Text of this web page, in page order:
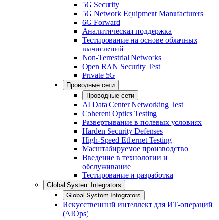
5G Security
5G Network Equipment Manufacturers
6G Forward
Аналитическая поддержка
Тестирование на основе облачных
вычислений
Non-Terrestrial Networks
Open RAN Security Test
Private 5G
Проводные сети
Проводные сети
AI Data Center Networking Test
Coherent Optics Testing
Развертывание в полевых условиях
Harden Security Defenses
High-Speed Ethernet Testing
Масштабируемое производство
Введение в технологии и
обслуживание
Тестирование и разработка
Global System Integrators
Global System Integrators
Искусственный интеллект для ИТ-операций
(AIOps)